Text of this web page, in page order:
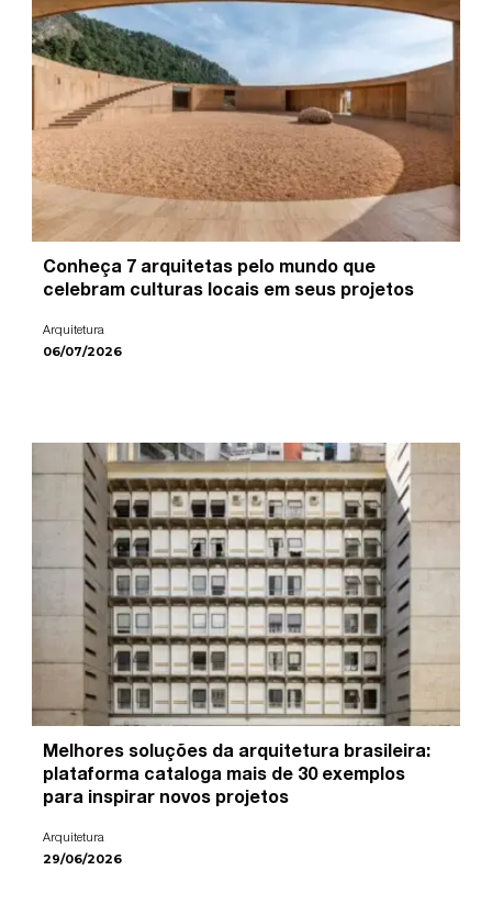
Conheça 7 arquitetas pelo mundo que
celebram culturas locais em seus projetos
Arquitetura
06/07/2026
Melhores soluções da arquitetura brasileira:
plataforma cataloga mais de 30 exemplos
para inspirar novos projetos
Arquitetura
29/06/2026